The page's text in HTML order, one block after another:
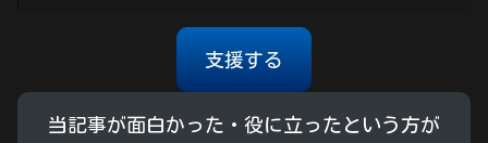
支援する
当記事が面白かった・役に立ったという方が